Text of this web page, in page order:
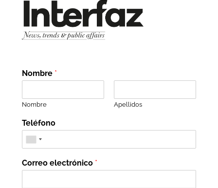
Nombre *
Nombre Apellidos
Teléfono
Correo electrónico *